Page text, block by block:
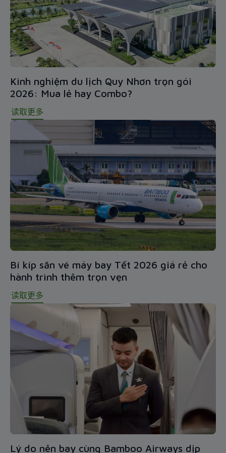
Kinh nghiệm du lịch Quy Nhơn trọn gói
2026: Mua lẻ hay Combo?
读取更多
Bí kíp săn vé máy bay Tết 2026 giá rẻ cho
hành trình thêm trọn vẹn
读取更多
Lý do nên bay cùng Bamboo Airways dịp